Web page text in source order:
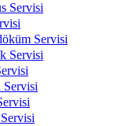
Servisi
Servisi
Servisi